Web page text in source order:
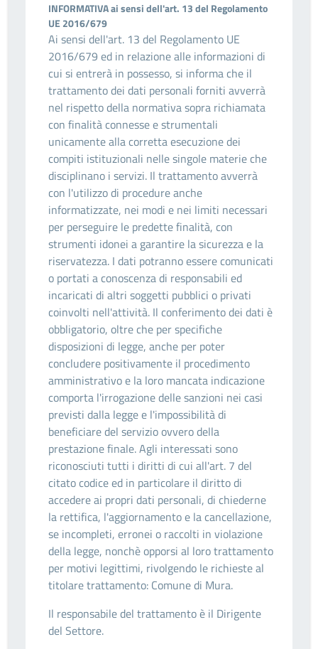
INFORMATIVA ai sensi dell'art. 13 del Regolamento
UE 2016/679
Ai sensi dell'art. 13 del Regolamento UE
2016/679 ed in relazione alle informazioni di
cui si entrerà in possesso, si informa che il
trattamento dei dati personali forniti avverrà
nel rispetto della normativa sopra richiamata
con finalità connesse e strumentali
unicamente alla corretta esecuzione dei
compiti istituzionali nelle singole materie che
disciplinano i servizi. Il trattamento avverrà
con l'utilizzo di procedure anche
informatizzate, nei modi e nei limiti necessari
per perseguire le predette finalità, con
strumenti idonei a garantire la sicurezza e la
riservatezza. I dati potranno essere comunicati
o portati a conoscenza di responsabili ed
incaricati di altri soggetti pubblici o privati
coinvolti nell'attività. Il conferimento dei dati è
obbligatorio, oltre che per specifiche
disposizioni di legge, anche per poter
concludere positivamente il procedimento
amministrativo e la loro mancata indicazione
comporta l'irrogazione delle sanzioni nei casi
previsti dalla legge e l'impossibilità di
beneficiare del servizio ovvero della
prestazione finale. Agli interessati sono
riconosciuti tutti i diritti di cui all'art. 7 del
citato codice ed in particolare il diritto di
accedere ai propri dati personali, di chiederne
la rettifica, l'aggiornamento e la cancellazione,
se incompleti, erronei o raccolti in violazione
della legge, nonchè opporsi al loro trattamento
per motivi legittimi, rivolgendo le richieste al
titolare trattamento: Comune di Mura.
Il responsabile del trattamento è il Dirigente
del Settore.